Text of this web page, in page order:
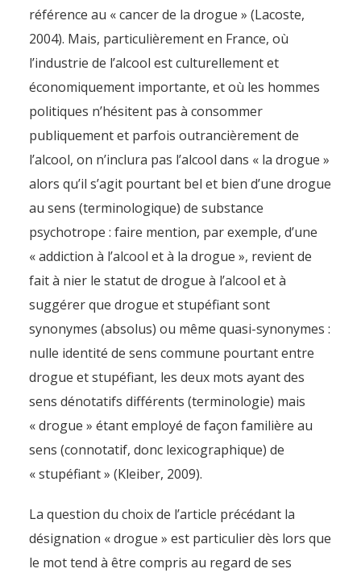
référence au « cancer de la drogue » (Lacoste,
2004). Mais, particulièrement en France, où
l’industrie de l’alcool est culturellement et
économiquement importante, et où les hommes
politiques n’hésitent pas à consommer
publiquement et parfois outrancièrement de
l’alcool, on n’inclura pas l’alcool dans « la drogue »
alors qu’il s’agit pourtant bel et bien d’une drogue
au sens (terminologique) de substance
psychotrope : faire mention, par exemple, d’une
« addiction à l’alcool et à la drogue », revient de
fait à nier le statut de drogue à l’alcool et à
suggérer que drogue et stupéfiant sont
synonymes (absolus) ou même quasi-synonymes :
nulle identité de sens commune pourtant entre
drogue et stupéfiant, les deux mots ayant des
sens dénotatifs différents (terminologie) mais
« drogue » étant employé de façon familière au
sens (connotatif, donc lexicographique) de
« stupéfiant » (Kleiber, 2009).
La question du choix de l’article précédant la
désignation « drogue » est particulier dès lors que
le mot tend à être compris au regard de ses